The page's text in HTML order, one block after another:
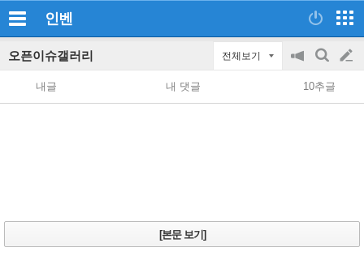
인벤
오픈이슈갤러리 전체보기
공
지
on/off
검
색
글
쓰
내글 내 댓글 10추글
[본문 보기]